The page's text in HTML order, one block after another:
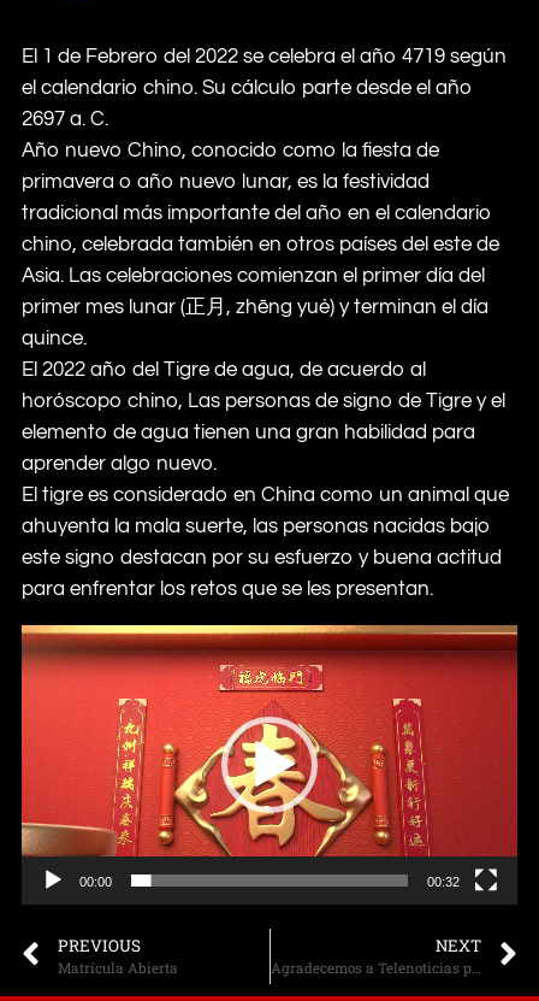
El 1 de Febrero del 2022 se celebra el año 4719 según
el calendario chino. Su cálculo parte desde el año
2697 a. C.
Año nuevo Chino, conocido como la fiesta de
primavera o año nuevo lunar, es la festividad
tradicional más importante del año en el calendario
chino, celebrada también en otros países del este de
Asia. Las celebraciones comienzan el primer día del
primer mes lunar (正月, zhēng yuè) y terminan el día
quince.
El 2022 año del Tigre de agua, de acuerdo al
horóscopo chino, Las personas de signo de Tigre y el
elemento de agua tienen una gran habilidad para
aprender algo nuevo.
El tigre es considerado en China como un animal que
ahuyenta la mala suerte, las personas nacidas bajo
este signo destacan por su esfuerzo y buena actitud
para enfrentar los retos que se les presentan.
Video
Player
00:00 00:32
PREVIOUS
Matrícula Abierta
NEXT
Agradecemos a Telenoticias por brindarnos un espacio donde nuestra Directora ILIEN KUO.